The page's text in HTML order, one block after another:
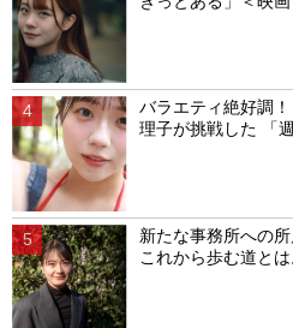
バラエティ絶好調
理子が挑戦した 「
新たな事務所への
これから歩む道とは